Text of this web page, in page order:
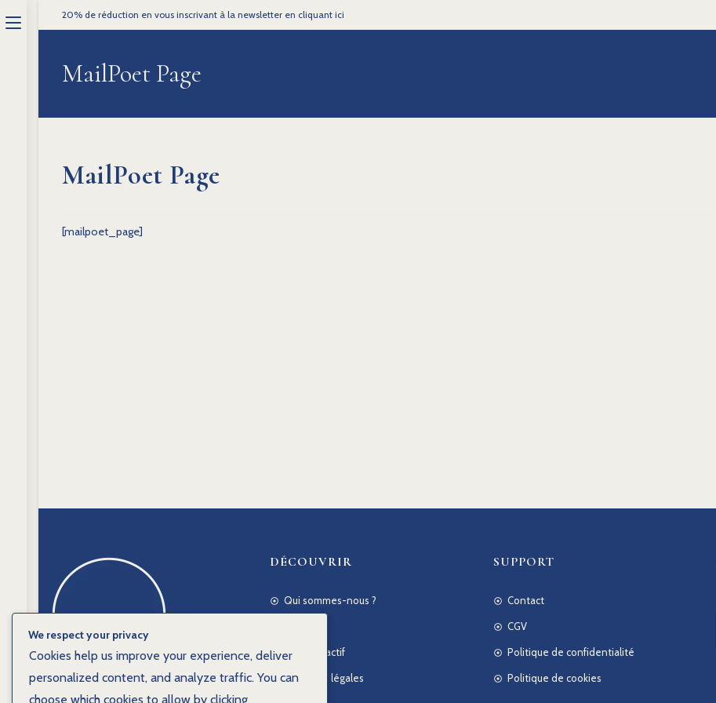
principal
20% de réduction en vous inscrivant à la newsletter en cliquant ici
MailPoet Page
MailPoet Page
[mailpoet_page]
AVENUE DE L'EXCEPTION
DÉCOUVRIR
Qui sommes-nous ?
Guide olfactif
Mentions légales
SUPPORT
Contact
CGV
Politique de confidentialité
Politique de cookies
We respect your privacy
Cookies help us improve your experience, deliver
personalized content, and analyze traffic. You can
choose which cookies to allow by clicking